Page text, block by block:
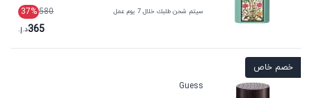
سيتم شحن طلبك خلال 7 يوم عمل 580
37%
365د.إ.
خصم خاص
Guess